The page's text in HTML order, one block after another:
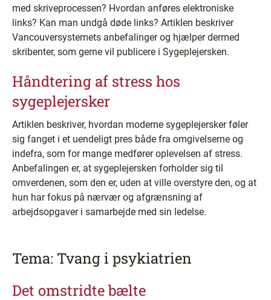
med skriveprocessen? Hvordan anføres elektroniske
links? Kan man undgå døde links? Artiklen beskriver
Vancouversystemets anbefalinger og hjælper dermed
skribenter, som gerne vil publicere i Sygeplejersken.
Håndtering af stress hos
sygeplejersker
Artiklen beskriver, hvordan moderne sygeplejersker føler
sig fanget i et uendeligt pres både fra omgivelserne og
indefra, som for mange medfører oplevelsen af stress.
Anbefalingen er, at sygeplejersken forholder sig til
omverdenen, som den er, uden at ville overstyre den, og at
hun har fokus på nærvær og afgrænsning af
arbejdsopgaver i samarbejde med sin ledelse.
Tema: Tvang i psykiatrien
Det omstridte bælte